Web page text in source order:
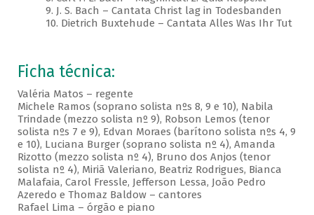
9. J. S. Bach – Cantata Christ lag in Todesbanden
10. Dietrich Buxtehude – Cantata Alles Was Ihr Tut
Ficha técnica:
Valéria Matos – regente
Michele Ramos (soprano solista nºs 8, 9 e 10), Nabila
Trindade (mezzo solista nº 9), Robson Lemos (tenor
solista nºs 7 e 9), Edvan Moraes (barítono solista nºs 4, 9
e 10), Luciana Burger (soprano solista nº 4), Amanda
Rizotto (mezzo solista nº 4), Bruno dos Anjos (tenor
solista nº 4), Miriã Valeriano, Beatriz Rodrigues, Bianca
Malafaia, Carol Fressle, Jefferson Lessa, João Pedro
Azeredo e Thomaz Baldow – cantores
Rafael Lima – órgão e piano